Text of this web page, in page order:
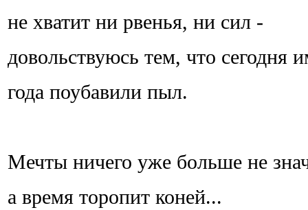
не хватит ни рвенья, ни сил -
довольствуюсь тем, что сегодня
года поубавили пыл.
Мечты ничего уже больше не
а время торопит коней...